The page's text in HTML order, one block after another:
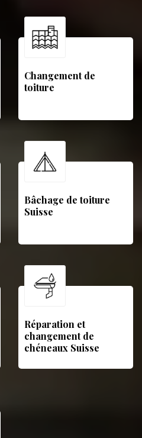
Changement de
toiture
Bâchage de toiture
Suisse
Réparation et
changement de
chéneaux Suisse